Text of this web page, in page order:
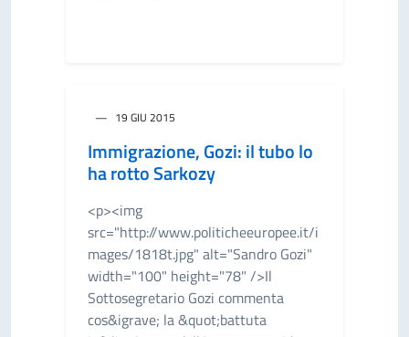
19 GIU 2015
Immigrazione, Gozi: il tubo lo
ha rotto Sarkozy
<p><img
src="http://www.politicheeuropee.it/i
mages/1818t.jpg" alt="Sandro Gozi"
width="100" height="78" />Il
Sottosegretario Gozi commenta
cos&igrave; la &quot;battuta